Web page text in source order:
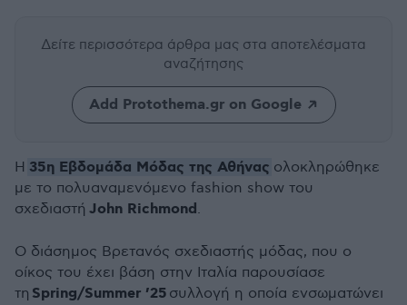
Δείτε περισσότερα άρθρα μας στα αποτελέσματα
αναζήτησης
Add Protothema.gr on Google
Η 35η Εβδομάδα Μόδας της Αθήνας ολοκληρώθηκε
με το πολυαναμενόμενο fashion show του
σχεδιαστή John Richmond.
Ο διάσημος Βρετανός σχεδιαστής μόδας, που ο
οίκος του έχει βάση στην Ιταλία παρουσίασε
τη Spring/Summer ’25 συλλογή η οποία ενσωματώνει